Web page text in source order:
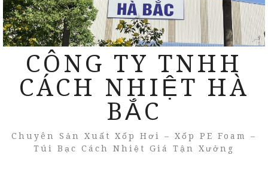
CÔNG TY TNHH
CÁCH NHIỆT HÀ
BẮC
Chuyên Sản Xuất Xốp Hơi – Xốp PE Foam –
Túi Bạc Cách Nhiệt Giá Tận Xưởng